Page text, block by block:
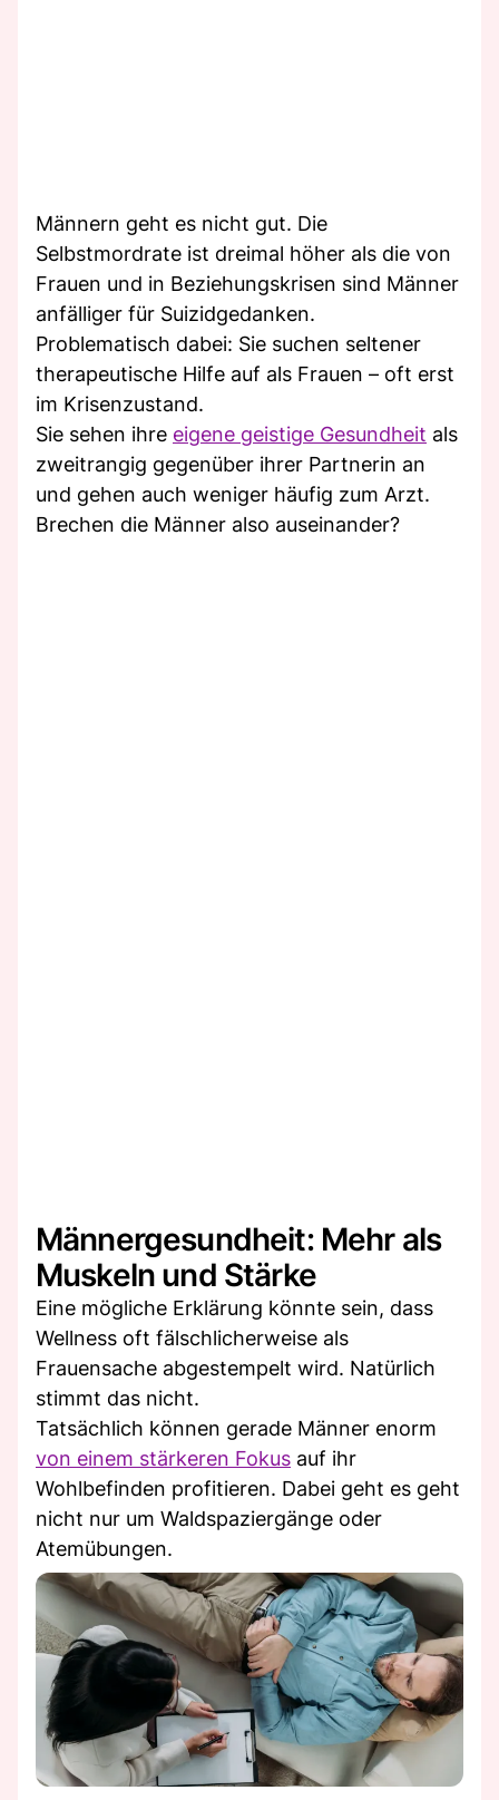
Männern geht es nicht gut. Die
Selbstmordrate ist dreimal höher als die von
Frauen und in Beziehungskrisen sind Männer
anfälliger für Suizidgedanken.
Problematisch dabei: Sie suchen seltener
therapeutische Hilfe auf als Frauen – oft erst
im Krisenzustand.
Sie sehen ihre eigene geistige Gesundheit als
zweitrangig gegenüber ihrer Partnerin an
und gehen auch weniger häufig zum Arzt.
Brechen die Männer also auseinander?
Männergesundheit: Mehr als
Muskeln und Stärke
Eine mögliche Erklärung könnte sein, dass
Wellness oft fälschlicherweise als
Frauensache abgestempelt wird. Natürlich
stimmt das nicht.
Tatsächlich können gerade Männer enorm
von einem stärkeren Fokus auf ihr
Wohlbefinden profitieren. Dabei geht es geht
nicht nur um Waldspaziergänge oder
Atemübungen.